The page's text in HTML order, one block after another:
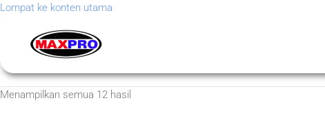
Lompat ke konten utama
Menampilkan semua 12 hasil